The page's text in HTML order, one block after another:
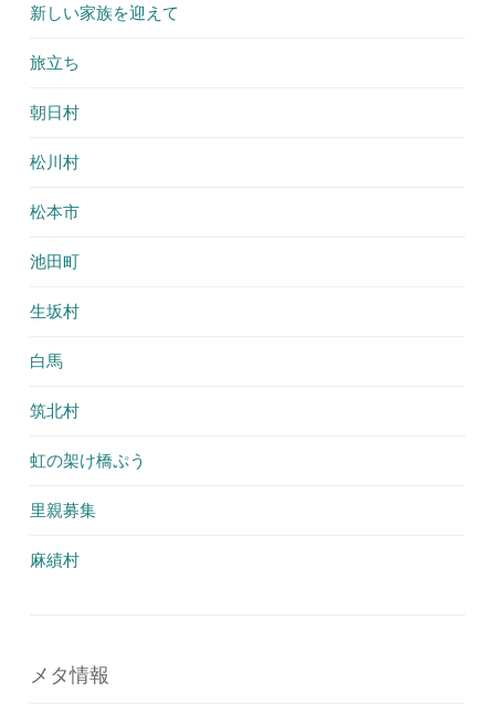
新しい家族を迎えて
旅立ち
朝日村
松川村
松本市
池田町
生坂村
白馬
筑北村
虹の架け橋ぷう
里親募集
麻績村
メタ情報